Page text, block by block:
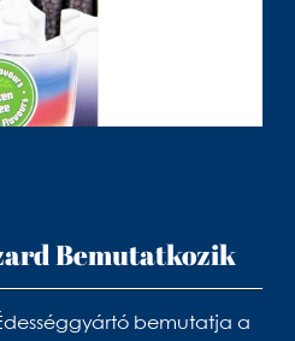
Bemutatkozik
bemutatja a